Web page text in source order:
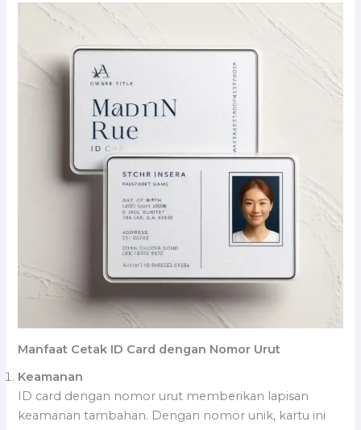
Manfaat Cetak ID Card dengan Nomor Urut
Keamanan
ID card dengan nomor urut memberikan lapisan
keamanan tambahan. Dengan nomor unik, kartu ini